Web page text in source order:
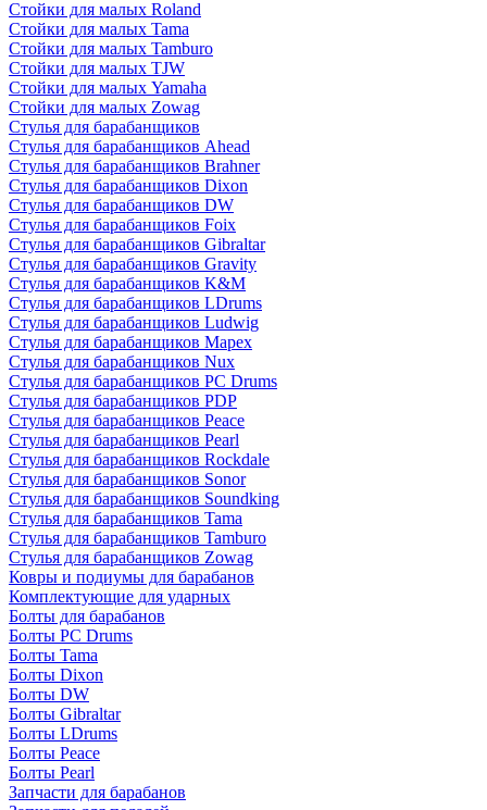
Стойки для малых Roland
Стойки для малых Tama
Стойки для малых Tamburo
Стойки для малых TJW
Стойки для малых Yamaha
Стойки для малых Zowag
Стулья для барабанщиков
Стулья для барабанщиков Ahead
Стулья для барабанщиков Brahner
Стулья для барабанщиков Dixon
Стулья для барабанщиков DW
Стулья для барабанщиков Foix
Стулья для барабанщиков Gibraltar
Стулья для барабанщиков Gravity
Стулья для барабанщиков K&M
Стулья для барабанщиков LDrums
Стулья для барабанщиков Ludwig
Стулья для барабанщиков Mapex
Стулья для барабанщиков Nux
Стулья для барабанщиков PC Drums
Стулья для барабанщиков PDP
Стулья для барабанщиков Peace
Стулья для барабанщиков Pearl
Стулья для барабанщиков Rockdale
Стулья для барабанщиков Sonor
Стулья для барабанщиков Soundking
Стулья для барабанщиков Tama
Стулья для барабанщиков Tamburo
Стулья для барабанщиков Zowag
Ковры и подиумы для барабанов
Комплектующие для ударных
Болты для барабанов
Болты PC Drums
Болты Tama
Болты Dixon
Болты DW
Болты Gibraltar
Болты LDrums
Болты Peace
Болты Pearl
Запчасти для барабанов